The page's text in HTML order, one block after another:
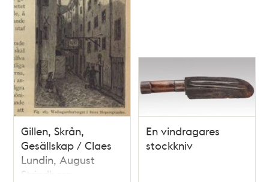
Gillen, Skrån,
Gesällskap / Claes
Lundin, August
Strindberg
En vindragares
stockkniv